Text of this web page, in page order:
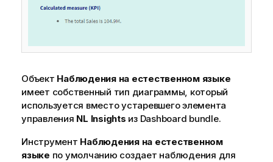
Объект Наблюдения на естественном языке
имеет собственный тип диаграммы, который
используется вместо устаревшего элемента
управления NL Insights из Dashboard bundle.
Инструмент Наблюдения на естественном
языке по умолчанию создает наблюдения для